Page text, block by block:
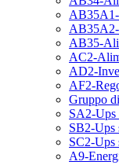
AB35-
AC2-
AD2-
AF2-
Gruppo
SA2-Ups
SB2-Ups
SC2-Ups
A9-